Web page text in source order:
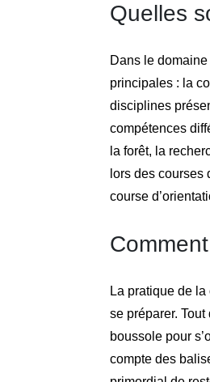
Quelles
Dans le
principales : la
disciplines
compétences
la forêt, la
lors des
course
La pratique de
se préparer. Tout
boussole pour
compte des